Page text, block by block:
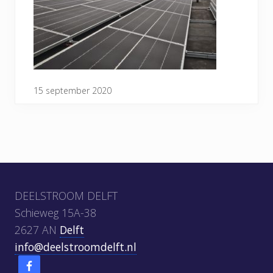
15 september 2020
DEELSTROOM DELFT
Schieweg 15A-38
2627 AN Delft
info@deelstroomdelft.nl